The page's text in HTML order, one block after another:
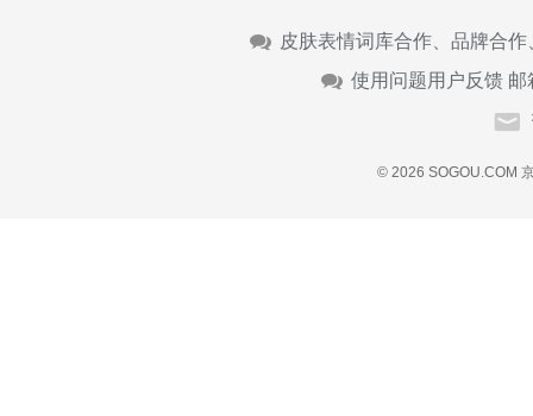
皮肤表情词库合作、品牌合
使用问题用户反馈 邮
© 2026 SOGOU.COM